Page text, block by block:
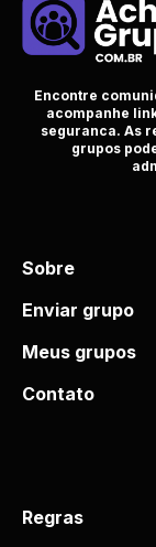
Encontre
acompanhe
seguranca. As
grupos
Sobre
Enviar grupo
Meus grupos
Contato
Regras